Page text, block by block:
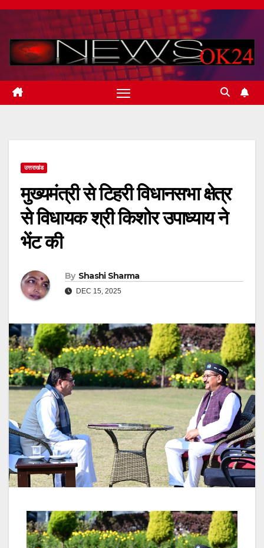
Skip
content
उत्तराखंड
मुख्यमंत्री से टिहरी विधानसभा क्षेत्र
से विधायक श्री किशोर उपाध्याय ने
भेंट की
By Shashi Sharma
DEC 15, 2025